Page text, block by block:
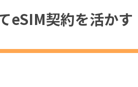
タッチ＆ゴー」
eSIM契約を活かす